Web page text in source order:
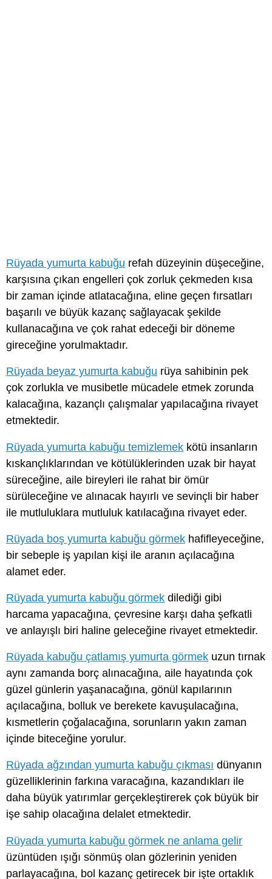
Rüyada yumurta kabuğu refah düzeyinin düşeceğine,
karşısına çıkan engelleri çok zorluk çekmeden kısa
bir zaman içinde atlatacağına, eline geçen fırsatları
başarılı ve büyük kazanç sağlayacak şekilde
kullanacağına ve çok rahat edeceği bir döneme
gireceğine yorulmaktadır.
Rüyada beyaz yumurta kabuğu rüya sahibinin pek
çok zorlukla ve musibetle mücadele etmek zorunda
kalacağına, kazançlı çalışmalar yapılacağına rivayet
etmektedir.
Rüyada yumurta kabuğu temizlemek kötü insanların
kıskançlıklarından ve kötülüklerinden uzak bir hayat
süreceğine, aile bireyleri ile rahat bir ömür
sürüleceğine ve alınacak hayırlı ve sevinçli bir haber
ile mutluluklara mutluluk katılacağına rivayet eder.
Rüyada boş yumurta kabuğu görmek hafifleyeceğine,
bir sebeple iş yapılan kişi ile aranın açılacağına
alamet eder.
Rüyada yumurta kabuğu görmek dilediği gibi
harcama yapacağına, çevresine karşı daha şefkatli
ve anlayışlı biri haline geleceğine rivayet etmektedir.
Rüyada kabuğu çatlamış yumurta görmek uzun tırnak
aynı zamanda borç alınacağına, aile hayatında çok
güzel günlerin yaşanacağına, gönül kapılarının
açılacağına, bolluk ve berekete kavuşulacağına,
kısmetlerin çoğalacağına, sorunların yakın zaman
içinde biteceğine yorulur.
Rüyada ağzından yumurta kabuğu çıkması dünyanın
güzelliklerinin farkına varacağına, kazandıkları ile
daha büyük yatırımlar gerçekleştirerek çok büyük bir
işe sahip olacağına delalet etmektedir.
Rüyada yumurta kabuğu görmek ne anlama gelir
üzüntüden ışığı sönmüş olan gözlerinin yeniden
parlayacağına, bol kazanç getirecek bir işte ortaklık